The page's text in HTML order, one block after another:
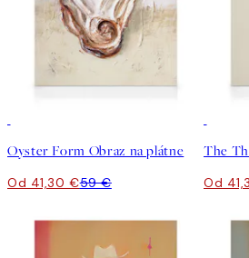
Oyster Form Obraz na plátne
Od 41,30 €59 € Od